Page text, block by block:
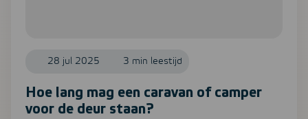
28 jul 2025 3 min leestijd
Hoe lang mag een caravan of camper
voor de deur staan?